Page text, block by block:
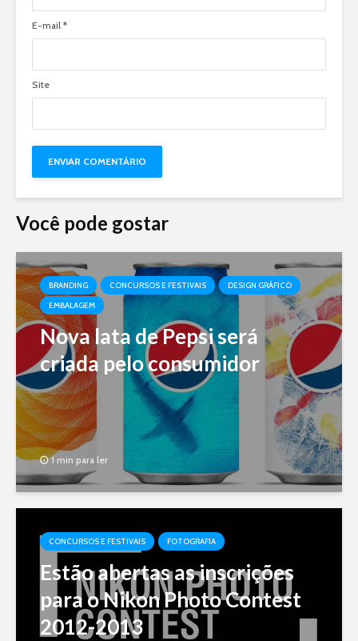
E-mail *
Site
Você pode gostar
BRANDING CONCURSOS E FESTIVAIS
DESIGN GRÁFICO
EMBALAGEM
Nova lata de Pepsi será
criada pelo consumidor
1 min para ler
CONCURSOS E FESTIVAIS FOTOGRAFIA
Estão abertas as inscrições
para o Nikon Photo Contest
2012-2013